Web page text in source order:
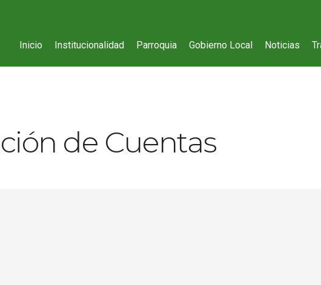
Inicio Institucionalidad Parroquia Gobierno Local Noticias
de Cuentas